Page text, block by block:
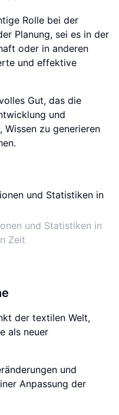
Rolle bei der
Planung, sei es in der
oder in anderen
und effektive
Gut, das die
und
Wissen zu generieren
und Statistiken in
Zeit
der textilen Welt,
als neuer
und
Anpassung der